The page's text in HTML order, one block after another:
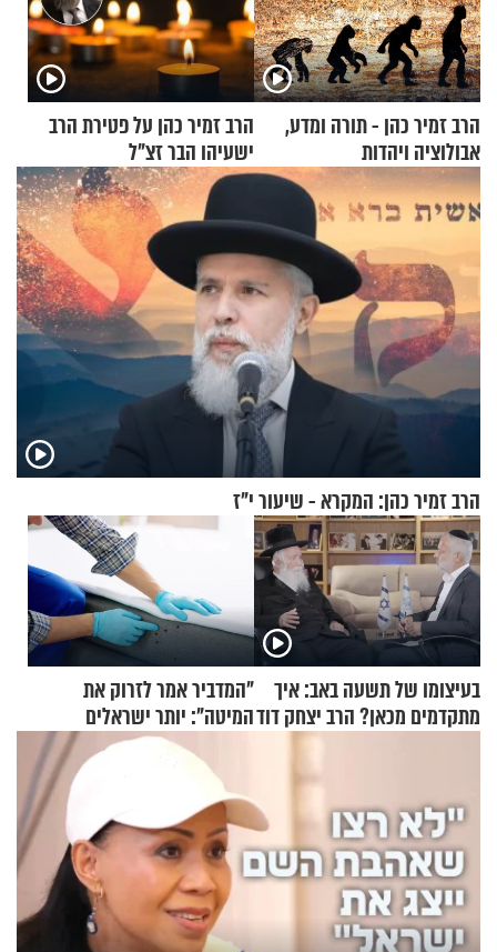
הרב זמיר כהן - תורה ומדע,
אבולוציה ויהדות
הרב זמיר כהן על פטירת הרב
ישעיהו הבר זצ"ל
הרב זמיר כהן: המקרא - שיעור י"ז
בעיצומו של תשעה באב: איך
מתקדמים מכאן? הרב יצחק דוד
גרוסמן בשיחה מיוחדת
"המדביר אמר לזרוק את
המיטה": יותר ישראלים
מדווחים על מכת פשפשי
המיטה